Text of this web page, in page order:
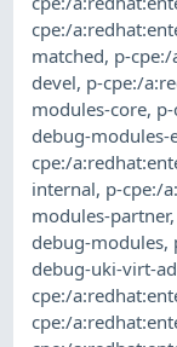
cpe:/
matched, p-
devel, p-cpe:/
modules-core,
debug-modules-
cpe:/
internal, p-cpe:/
modules-partner,
debug-modules,
debug-uki-virt-
cpe:/
cpe:/